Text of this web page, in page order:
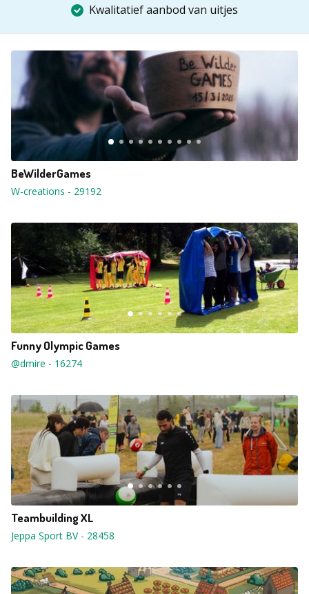
Kwalitatief aanbod van uitjes
BeWilderGames
W-creations - 29192
Funny Olympic Games
@dmire - 16274
Teambuilding XL
Jeppa Sport BV- 28458